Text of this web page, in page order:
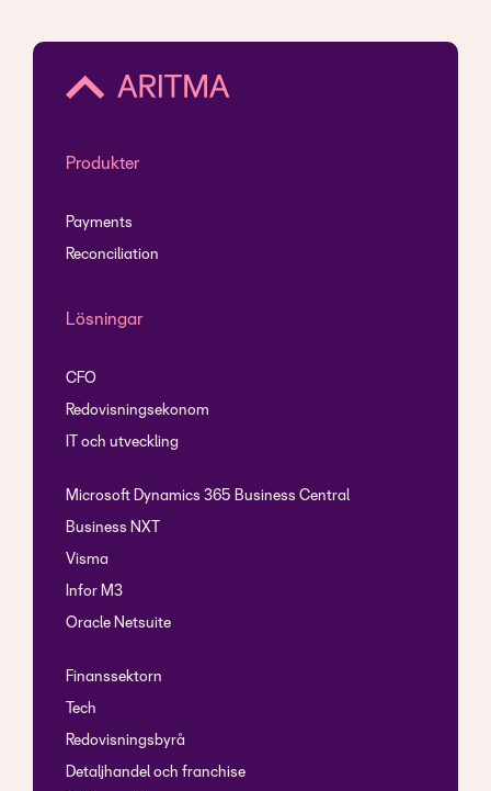
Produkter
Payments
Reconciliation
Lösningar
CFO
Redovisningsekonom
IT och utveckling
Microsoft Dynamics 365 Business Central
Business NXT
Visma
Infor M3
Oracle Netsuite
Finanssektorn
Tech
Redovisningsbyrå
Detaljhandel och franchise